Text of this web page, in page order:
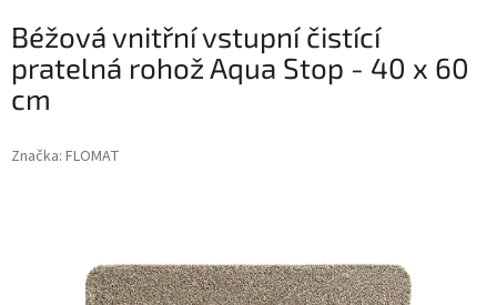
Béžová vnitřní vstupní čistící
pratelná rohož Aqua Stop - 40 x 60
cm
Značka: FLOMAT